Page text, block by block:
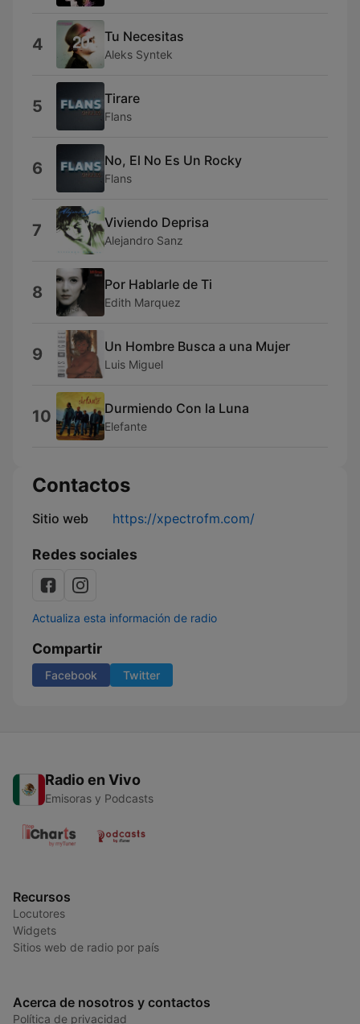
4 Tu Necesitas
Aleks Syntek
5 Tirare
Flans
6 No, El No Es Un Rocky
Flans
7 Viviendo Deprisa
Alejandro Sanz
8 Por Hablarle de Ti
Edith Marquez
9 Un Hombre Busca a una Mujer
Luis Miguel
10 Durmiendo Con la Luna
Elefante
Contactos
Sitio web https://xpectrofm.com/
Redes sociales
Actualiza esta información de radio
Compartir
Facebook Twitter
Radio en Vivo
Emisoras y Podcasts
Recursos
Locutores
Widgets
Sitios web de radio por país
Acerca de nosotros y contactos
Política de privacidad